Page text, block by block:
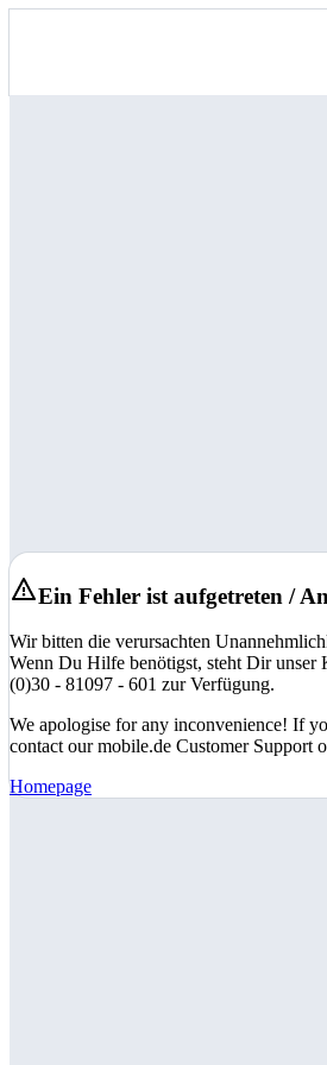
Ein Fehler ist aufgetreten /
Wir bitten die verursachten
Wenn Du Hilfe benötigst, steht Dir unser
(0)30 - 81097 - 601 zur Verfügung.
We apologise for any inconvenience! If
contact our mobile.de Customer Support
Homepage